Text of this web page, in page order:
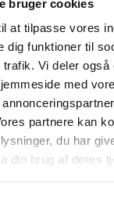
bruger cookies
at tilpasse vores
dig funktioner til
Vi deler også
med
partnere kan
du har
din brug af deres
Dance
inkl.